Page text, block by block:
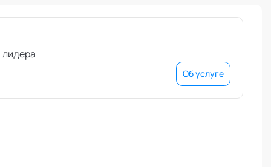
лидера
Об услуге